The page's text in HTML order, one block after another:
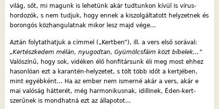
világ, sőt, mi magunk is lehetünk akár tudtunkon kívül is vírus-
hordozók, s nem tudjuk, hogy ennek a kiszolgáltatott helyzetnek és
borongós közhangulatnak mikor lesz majd vége...
Aztán folytathatjuk a címmel („Kertben”), ill. a vers első sorával:
„Kertészkedem mélán, nyugodtan, Gyümölcsfáim közt bíbelek...”
Valószínű, hogy sok, vidéken élő honfitársunk éli meg most ehhez
hasonlóan ezt a karantén-helyzetet, s tölt több időt a kertjében,
mint egyébként... Ha az ember nem ismerné akár a vers, akár e
mai valóság hátterét, még harmonikusnak, idillinek, Éden-kert-
szerűnek is mondhatná ezt az állapotot...